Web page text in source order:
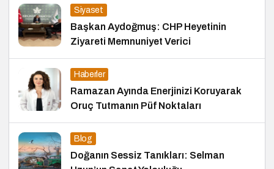
Siyaset
Başkan Aydoğmuş: CHP Heyetinin
Ziyareti Memnuniyet Verici
Haberler
Ramazan Ayında Enerjinizi Koruyarak
Oruç Tutmanın Püf Noktaları
Blog
Doğanın Sessiz Tanıkları: Selman